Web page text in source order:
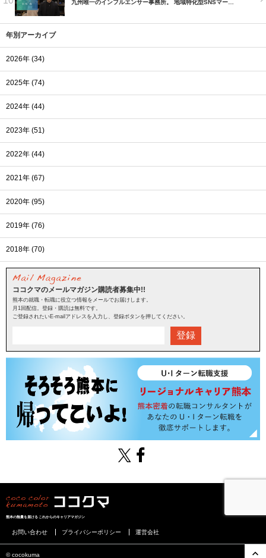
九州唯一のインフルエンサー事務所。 地域特化型SNSマー…
年別アーカイブ
2026年 (34)
2025年 (74)
2024年 (44)
2023年 (51)
2022年 (44)
2021年 (67)
2020年 (95)
2019年 (76)
2018年 (70)
ココクマのメールマガジン購読者募集中!!
熊本の就職・転職に役立つ情報をメールでお届けします。
月1回配信。登録・購読は無料です。
ご登録されたいE-mailアドレスを入力し、登録ボタンを押してください。
登録
熊本の熱量を届けるこれからのキャリアマガジン
お問い合わせ プライバシーポリシー 運営会社
©︎ cocokuma